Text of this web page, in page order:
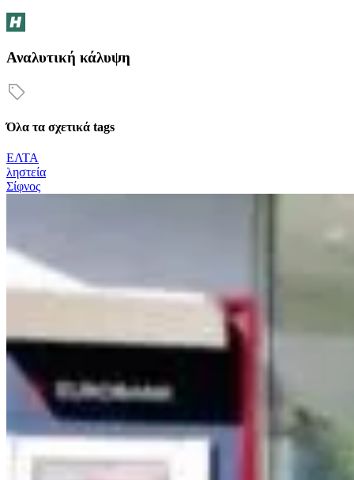
Αναλυτική κάλυψη
Όλα τα σχετικά tags
ΕΛΤΑ
ληστεία
Σίφνος